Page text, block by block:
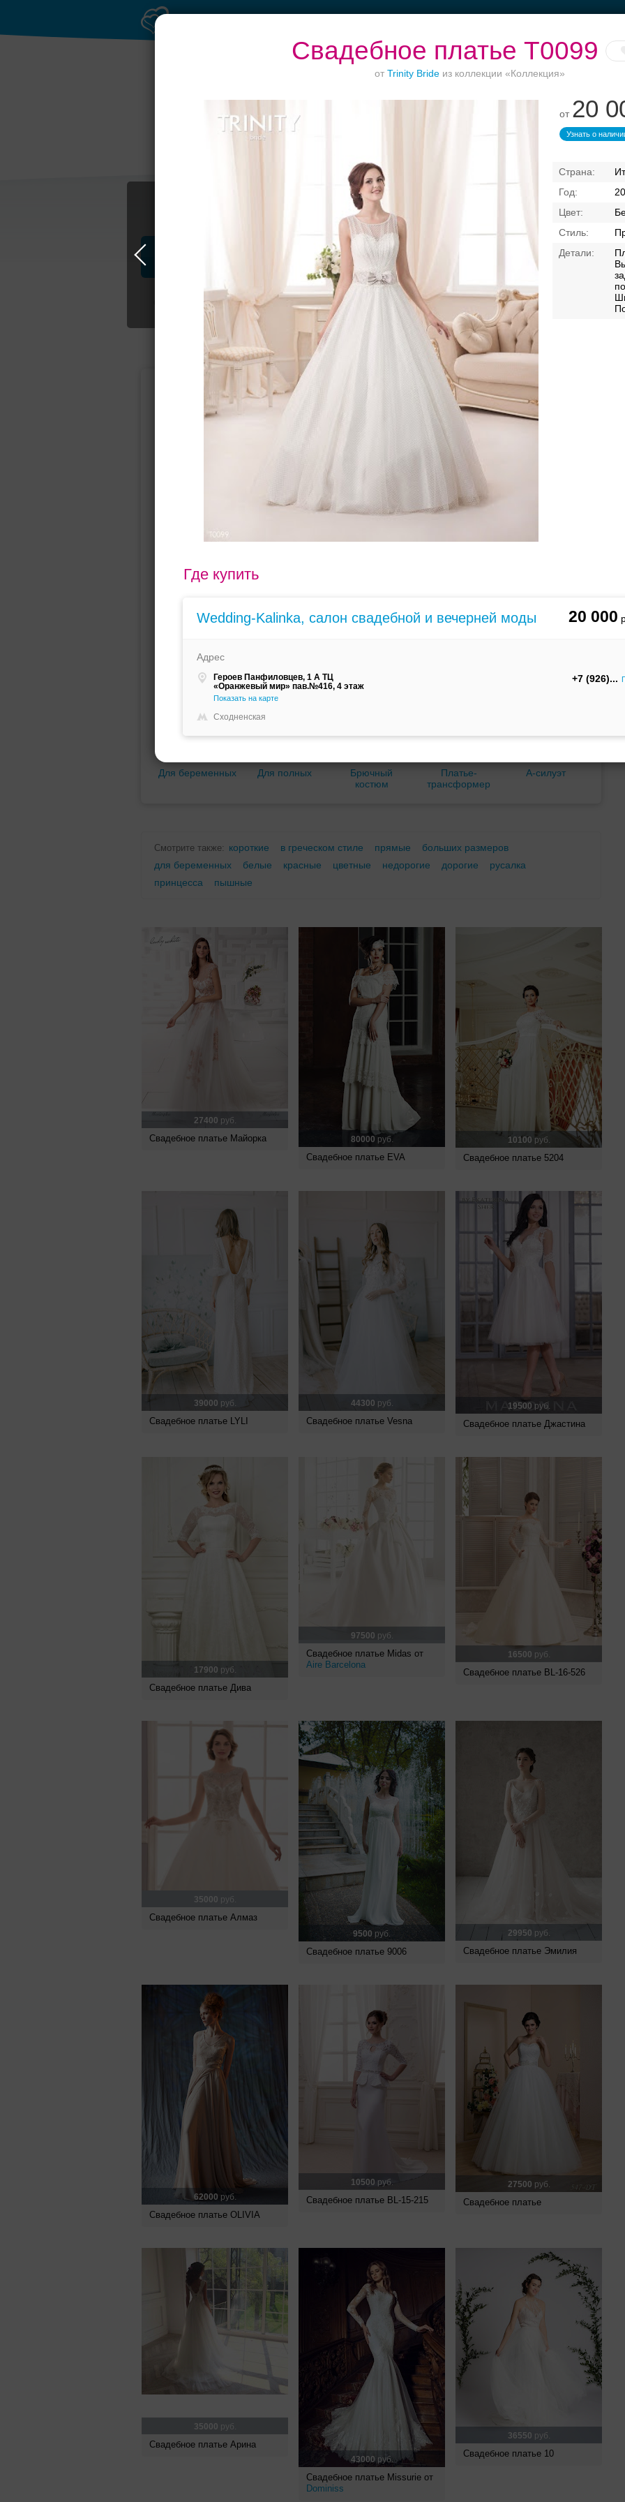
Свадебное платье Т0099
от Trinity Brideиз коллекции «Коллекция»
от 20
Узнать о
Где купить
Wedding-Kalinka, cалон свадебной и вечерней моды 20 000
Адрес
Героев Панфиловцев, 1 А ТЦ
«Оранжевый мир» пав.№416, 4 этаж
Показать на карте
Сходненская
+7 (926)
образ
Свадебные платья Транспорт
Свадьба в Москве Свадебные платья
Подбор свадебного платья
Прямое Русалка Принцесса
Для беременных Для полных
Брючный
костюм
Платье-
трансформер
А-силуэт
Смотрите также: короткие в греческом стиле прямые
больших размеров
для беременных
белые красные цветные недорогие дорогие
русалка
принцесса
пышные
27400 руб.
Свадебное платье Майорка 80000 руб.
Свадебное платье EVA
10100 руб.
Свадебное платье 5204
39000 руб.
Свадебное платье LYLI
44300 руб.
Свадебное платье Vesna
19500 руб.
Свадебное платье Джастина
17900 руб.
Свадебное платье Дива
97500 руб.
Свадебное платье Midas от
Aire Barcelona
16500 руб.
Свадебное платье BL-16-526
35000 руб.
Свадебное платье Алмаз
9500 руб.
Свадебное платье 9006
29950 руб.
Свадебное платье Эмилия
62000 руб.
Свадебное платье OLIVIA
10500 руб.
Свадебное платье BL-15-215
27500 руб.
Свадебное платье
35000 руб.
Свадебное платье Арина
43000руб.
Свадебное платье Missurie от
Dominiss
36550 руб.
Свадебное платье 10